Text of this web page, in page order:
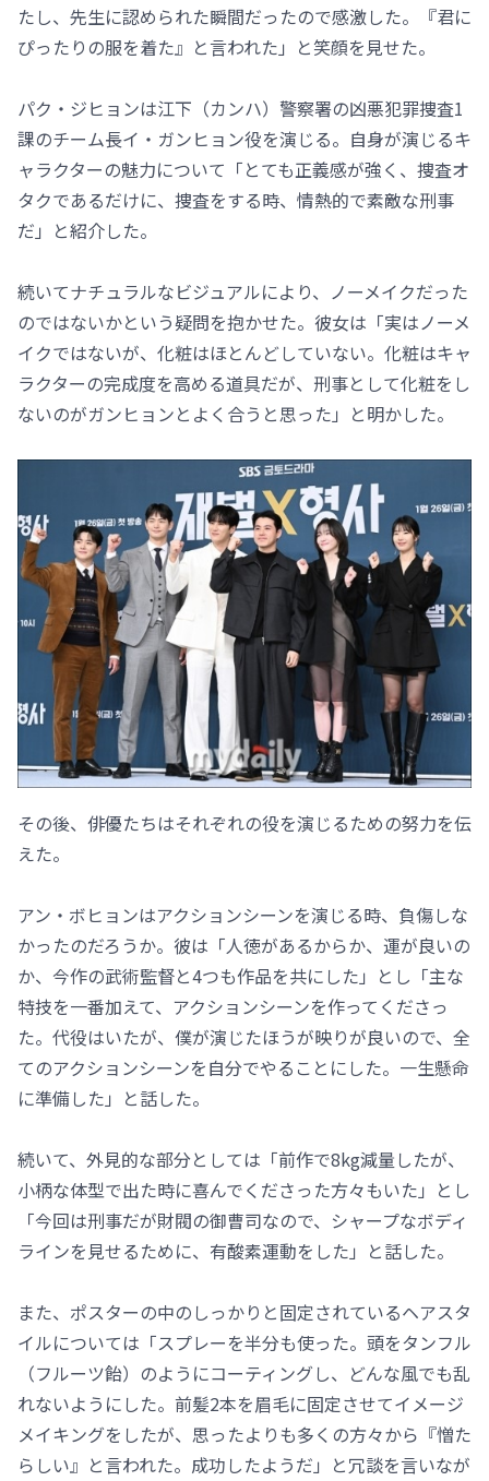
たし、先生に認められた瞬間だったので感激した。『君に
ぴったりの服を着た』と言われた」と笑顔を見せた。
パク・ジヒョンは江下（カンハ）警察署の凶悪犯罪捜査1
課のチーム長イ・ガンヒョン役を演じる。自身が演じるキ
ャラクターの魅力について「とても正義感が強く、捜査オ
タクであるだけに、捜査をする時、情熱的で素敵な刑事
だ」と紹介した。
続いてナチュラルなビジュアルにより、ノーメイクだった
のではないかという疑問を抱かせた。彼女は「実はノーメ
イクではないが、化粧はほとんどしていない。化粧はキャ
ラクターの完成度を高める道具だが、刑事として化粧をし
ないのがガンヒョンとよく合うと思った」と明かした。
その後、俳優たちはそれぞれの役を演じるための努力を伝
えた。
アン・ボヒョンはアクションシーンを演じる時、負傷しな
かったのだろうか。彼は「人徳があるからか、運が良いの
か、今作の武術監督と4つも作品を共にした」とし「主な
特技を一番加えて、アクションシーンを作ってくださっ
た。代役はいたが、僕が演じたほうが映りが良いので、全
てのアクションシーンを自分でやることにした。一生懸命
に準備した」と話した。
続いて、外見的な部分としては「前作で8kg減量したが、
小柄な体型で出た時に喜んでくださった方々もいた」とし
「今回は刑事だが財閥の御曹司なので、シャープなボディ
ラインを見せるために、有酸素運動をした」と話した。
また、ポスターの中のしっかりと固定されているヘアスタ
イルについては「スプレーを半分も使った。頭をタンフル
（フルーツ飴）のようにコーティングし、どんな風でも乱
れないようにした。前髪2本を眉毛に固定させてイメージ
メイキングをしたが、思ったよりも多くの方々から『憎た
らしい』と言われた。成功したようだ」と冗談を言いなが